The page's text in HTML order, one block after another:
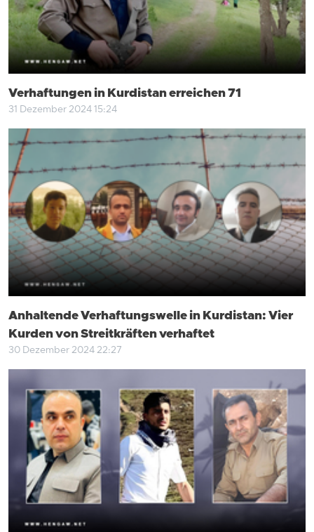
Verhaftungen in Kurdistan erreichen 71
31 Dezember 2024 15:24
Anhaltende Verhaftungswelle in Kurdistan: Vier
Kurden von Streitkräften verhaftet
30 Dezember 2024 22:27